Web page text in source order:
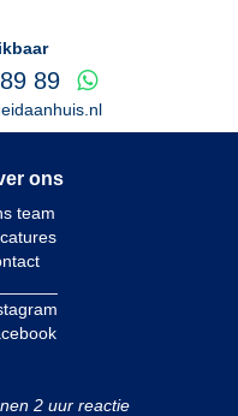
89
ons
team
2 uur reactie